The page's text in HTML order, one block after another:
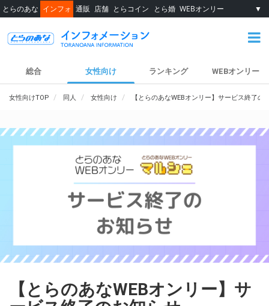
とらのあな インフォ 通販 店舗 とらコイン とら婚 WEBオンリー ▼
総合 女性向け ランキング WEBオンリー
女性向けTOP 同人 女性向け 【とらのあなWEBオンリー】サービス終了の
【とらのあなWEBオンリー】サ